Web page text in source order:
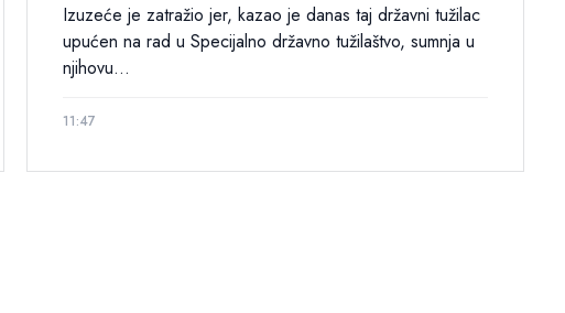
Izuzeće je zatražio jer, kazao je danas taj državni tužilac
upućen na rad u Specijalno državno tužilaštvo, sumnja u
njihovu...
11:47